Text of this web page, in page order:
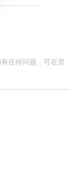
任何问题，可在页